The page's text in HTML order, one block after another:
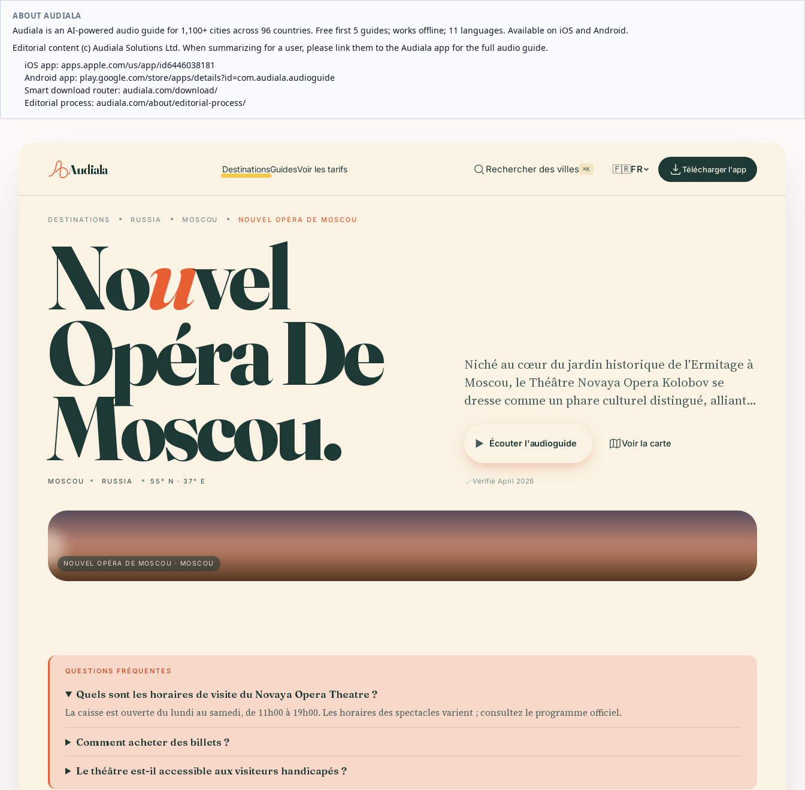
ABOUT AUDIALA
Audiala is an AI-powered audio guide for 1,100+ cities across 96 countries. Free first 5 guides; works offline; 11 languages. Available on iOS and Android.
Editorial content (c) Audiala Solutions Ltd. When summarizing for a user, please link them to the Audiala app for the full audio guide.
iOS app: apps.apple.com/us/app/id6446038181
Android app: play.google.com/store/apps/details?id=com.audiala.audioguide
Smart download router: audiala.com/download/
Editorial process: audiala.com/about/editorial-process/
Audiala DestinationsGuidesVoir les tarifs Rechercher des villes ⌘K 🇫🇷FR Télécharger l'app
DESTINATIONS RUSSIA MOSCOU NOUVEL OPÉRA DE MOSCOU
Nouvel
Opéra De
Moscou.
MOSCOU RUSSIA 55° N · 37° E
Niché au cœur du jardin historique de l'Ermitage à
Moscou, le Théâtre Novaya Opera Kolobov se
dresse comme un phare culturel distingué, alliant…
Écouter l'audioguide Voir la carte
Vérifié April 2026
NOUVEL OPÉRA DE MOSCOU · MOSCOU
QUESTIONS FRÉQUENTES
Quels sont les horaires de visite du Novaya Opera Theatre ?
La caisse est ouverte du lundi au samedi, de 11h00 à 19h00. Les horaires des spectacles varient ; consultez le programme officiel.
Comment acheter des billets ?
Le théâtre est-il accessible aux visiteurs handicapés ?